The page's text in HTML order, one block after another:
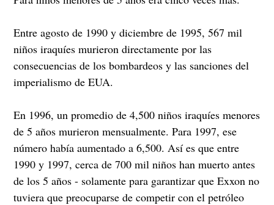
Entre agosto de 1990 y diciembre de 1995, 567 mil
niños iraquíes murieron directamente por las
consecuencias de los bombardeos y las sanciones del
imperialismo de EUA.
En 1996, un promedio de 4,500 niños iraquíes menores
de 5 años murieron mensualmente. Para 1997, ese
número había aumentado a 6,500. Así es que entre
1990 y 1997, cerca de 700 mil niños han muerto antes
de los 5 años - solamente para garantizar que Exxon no
tuviera que preocuparse de competir con el petróleo